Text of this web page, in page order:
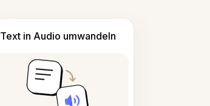
Text in Audio umwandeln